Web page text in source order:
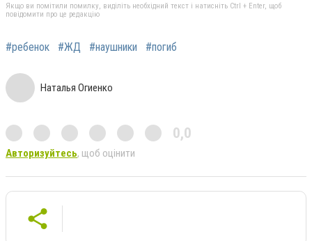
Якщо ви помітили помилку, виділіть необхідний текст і натисніть Ctrl + Enter, щоб
повідомити про це редакцію
#ребенок #ЖД #наушники #погиб
Наталья Огиенко
0,0
Авторизуйтесь, щоб оцінити